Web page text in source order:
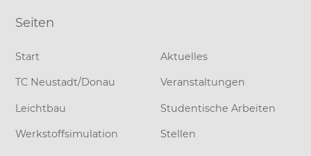
Seiten
Start
TC Neustadt/Donau
Leichtbau
Werkstoffsimulation
Aktuelles
Veranstaltungen
Studentische Arbeiten
Stellen